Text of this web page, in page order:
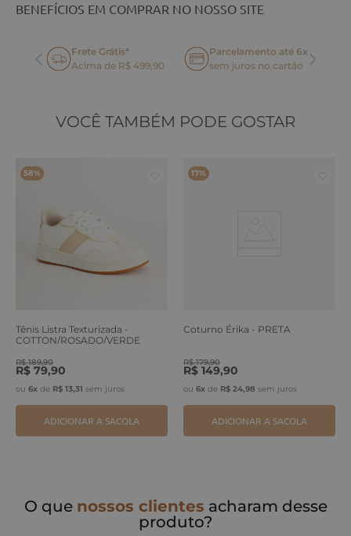
BENEFÍCIOS EM COMPRAR NO NOSSO SITE
Frete Grátis*
Acima de R$ 499,90
Parcelamento até 6x
sem juros no cartão
VOCÊ TAMBÉM PODE GOSTAR
58%
Tênis Listra Texturizada -
COTTON/ROSADO/VERDE
R$ 189,90
R$ 79,90
ou 6x de R$ 13,31 sem juros
ADICIONAR A SACOLA
17%
Coturno Érika - PRETA
R$ 179,90
R$ 149,90
ou 6x de R$ 24,98 sem juros
ADICIONAR A SACOLA
O que nossos clientes acharam desse
produto?